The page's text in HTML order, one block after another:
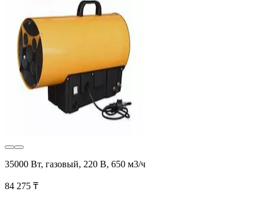
35000 Вт, газовый, 220 В, 650 м3/ч
84 275 ₸